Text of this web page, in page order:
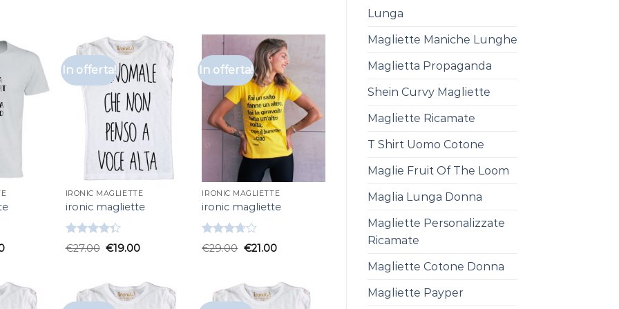
Lunga
Magliette Maniche Lunghe
Maglietta Propaganda
Shein Curvy Magliette
Magliette Ricamate
T Shirt Uomo Cotone
Maglie Fruit Of The Loom
Maglia Lunga Donna
Magliette Personalizzate
Ricamate
Magliette Cotone Donna
Magliette Payper
In offerta!
IRONIC MAGLIETTE
ironic magliette
Valutato
4.33 su 5
€27.00 €19.00
In offerta!
IRONIC MAGLIETTE
ironic magliette
Valutato
3.67 su
€29.00 €21.00